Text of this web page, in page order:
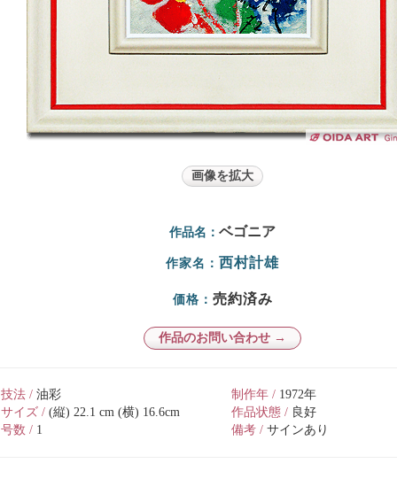
画像を拡大
作品名： ベゴニア
作家名： 西村計雄
価格： 売約済み
作品のお問い合わせ →
技法 / 油彩
サイズ / (縦) 22.1 cm (横) 16.6cm
号数 / 1
制作年 / 1972年
作品状態 / 良好
備考 / サインあり